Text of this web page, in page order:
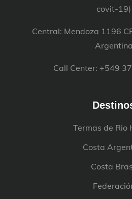
covit-19)
Central: Mendoza 1196
Argentina
Call Center: +549
Termas de Rio
Costa
Costa